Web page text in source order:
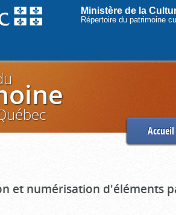
Ministère de la
Répertoire du patrimoine
Accueil
et numérisation d'éléments